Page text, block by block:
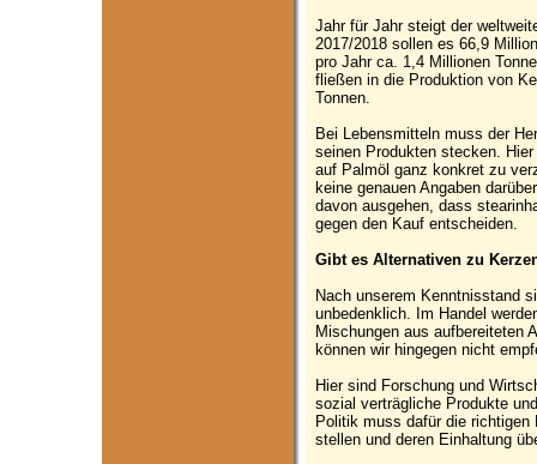
Jahr für Jahr steigt der
2017/2018 sollen es 66,9
pro Jahr ca. 1,4 Millionen
fließen in die Produktion von
Tonnen.
Bei Lebensmitteln muss der
seinen Produkten stecken.
auf Palmöl ganz konkret zu
keine genauen Angaben
davon ausgehen, dass
gegen den Kauf entscheiden.
Gibt es Alternativen zu
Nach unserem Kenntnisstand
unbedenklich. Im Handel
Mischungen aus aufbereiteten
können wir hingegen nicht
Hier sind Forschung und
sozial verträgliche Produkte
Politik muss dafür die richtigen
stellen und deren Einhaltung